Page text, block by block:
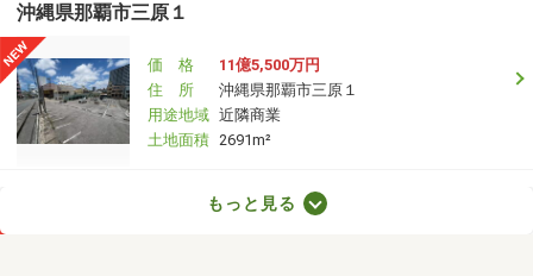
沖縄県那覇市三原１
価 格
11億5,500万円
住 所
沖縄県那覇市三原１
用途地域 近隣商業
土地面積 2691m²
沖縄県宜野湾市字普天間もっと見る